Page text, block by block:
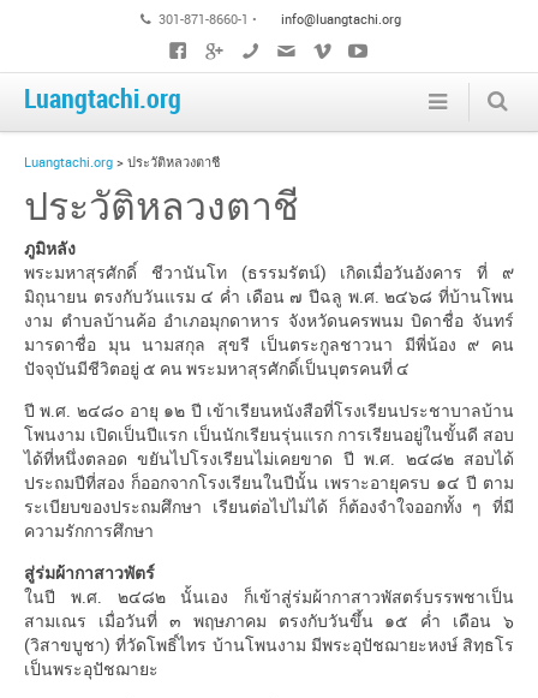
301-871-8660-1 • info@luangtachi.org
Luangtachi.org
Luangtachi.org > ประวัติหลวงตาชี
ประวัติหลวงตาชี
ภูมิหลัง
พระมหาสุรศักดิ์ ชีวานันโท (ธรรมรัตน์) เกิดเมื่อวันอังคาร ที่ ๙
มิถุนายน ตรงกับวันแรม ๔ ค่ำ เดือน ๗ ปีฉลู พ.ศ. ๒๔๖๘ ที่บ้านโพน
งาม ตำบลบ้านค้อ อำเภอมุกดาหาร จังหวัดนครพนม บิดาชื่อ จันทร์
มารดาชื่อ มุน นามสกุล สุขรี เป็นตระกูลชาวนา มีพี่น้อง ๙ คน
ปัจจุบันมีชีวิตอยู่ ๕ คน พระมหาสุรศักดิ์เป็นบุตรคนที่ ๔
ปี พ.ศ. ๒๔๘๐ อายุ ๑๒ ปี เข้าเรียนหนังสือที่โรงเรียนประชาบาลบ้าน
โพนงาม เปิดเป็นปีแรก เป็นนักเรียนรุ่นแรก การเรียนอยู่ในขั้นดี สอบ
ได้ที่หนึ่งตลอด ขยันไปโรงเรียนไม่เคยขาด ปี พ.ศ. ๒๔๘๒ สอบได้
ประถมปีที่สอง ก็ออกจากโรงเรียนในปีนั้น เพราะอายุครบ ๑๔ ปี ตาม
ระเบียบของประถมศึกษา เรียนต่อไปไม่ได้ ก็ต้องจำใจออกทั้ง ๆ ที่มี
ความรักการศึกษา
สู่ร่มผ้ากาสาวพัตร์
ในปี พ.ศ. ๒๔๘๒ นั้นเอง ก็เข้าสู่ร่มผ้ากาสาวพัสตร์บรรพชาเป็น
สามเณร เมื่อวันที่ ๓ พฤษภาคม ตรงกับวันขึ้น ๑๕ ค่ำ เดือน ๖
(วิสาขบูชา) ที่วัดโพธิ์ไทร บ้านโพนงาม มีพระอุปัชฌายะหงษ์ สิทฺธโร
เป็นพระอุปัชฌายะ